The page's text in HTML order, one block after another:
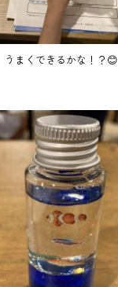
うまくできるかな！？😊